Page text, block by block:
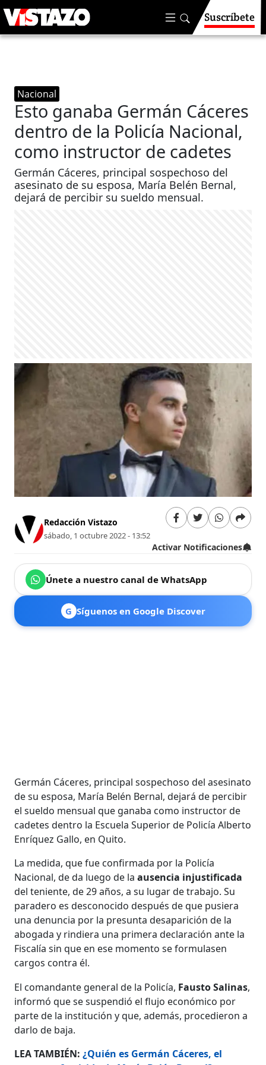
Suscríbete
Nacional
Esto ganaba Germán Cáceres
dentro de la Policía Nacional,
como instructor de cadetes
Germán Cáceres, principal sospechoso del
asesinato de su esposa, María Belén Bernal,
dejará de percibir su sueldo mensual.
Redacción Vistazo
sábado, 1 octubre 2022 - 13:52
Activar Notificaciones
Únete a nuestro canal de WhatsApp
G Síguenos en Google Discover
Germán Cáceres, principal sospechoso del asesinato
de su esposa, María Belén Bernal, dejará de percibir
el sueldo mensual que ganaba como instructor de
cadetes dentro la Escuela Superior de Policía Alberto
Enríquez Gallo, en Quito.
La medida, que fue confirmada por la Policía
Nacional, de da luego de laausencia injustificada
del teniente, de 29 años, a su lugar de trabajo. Su
paradero es desconocido después de que pusiera
una denuncia por la presunta desaparición de la
abogada y rindiera una primera declaración ante la
Fiscalía sin que en ese momento se formulasen
cargos contra él.
El comandante general de la Policía, Fausto Salinas,
informó que se suspendió el flujo económico por
parte de la institución y que, además, procedieron a
darlo de baja.
LEA TAMBIÉN: ¿Quién es Germán Cáceres, el